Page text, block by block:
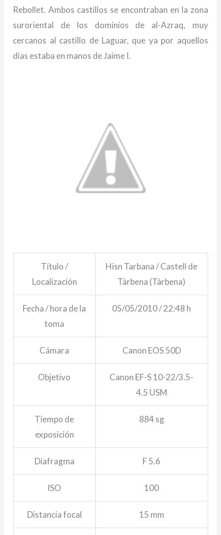
Rebollet. Ambos castillos se encontraban en la zona
suroriental de los dominios de al-Azraq, muy
cercanos al castillo de Laguar, que ya por aquellos
días estaba en manos de Jaime I.
Título /
Localización
Hisn Tarbana / Castell de
Tàrbena (Tàrbena)
Fecha / hora de la
toma
05/05/2010 / 22:48 h
Cámara Canon EOS 50D
Objetivo
Canon EF-S 10-22/3.5-
4.5 USM
Tiempo de
exposición
884 sg
Diafragma F 5.6
ISO 100
Distancia focal 15 mm